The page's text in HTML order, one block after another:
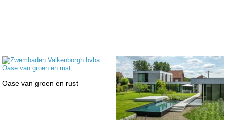
Oase van groen en rust